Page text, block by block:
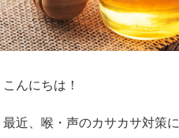
こんにちは！
最近、喉・声のカサカサ対策に